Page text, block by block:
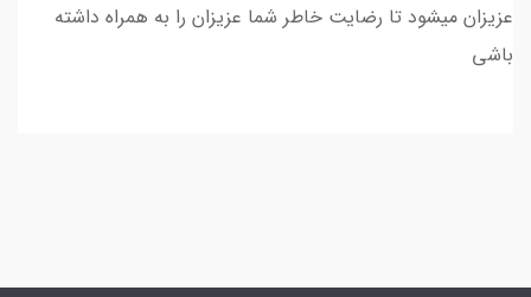
عزیزان میشود تا رضایت خاطر شما عزیزان را به همراه داشته
باشی